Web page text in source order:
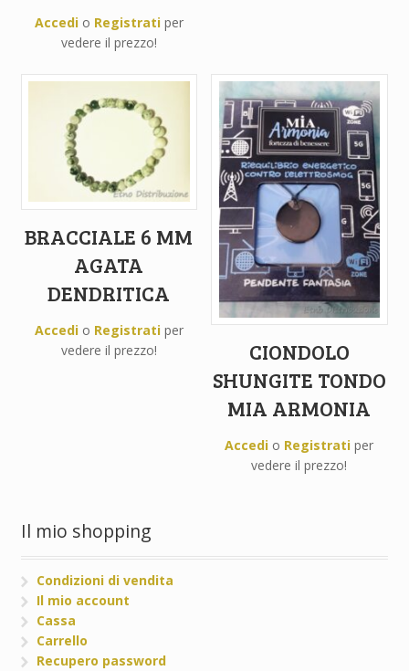
Accedio Registratiper
vedere il prezzo!
BRACCIALE 6 MM
AGATA
DENDRITICA
Accedio Registratiper
vedere il prezzo!
CIONDOLO
SHUNGITE TONDO
MIA ARMONIA
Accedi o Registrati per
vedere il prezzo!
Il mio shopping
Condizioni di vendita
Il mio account
Cassa
Carrello
Recupero password